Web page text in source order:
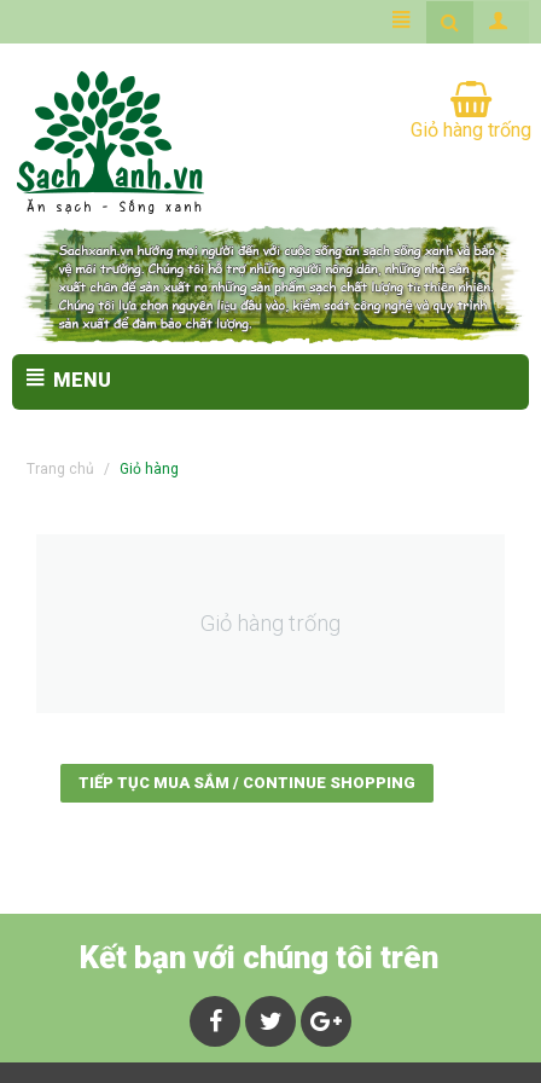
Giỏ hàng trống
MENU
Trang chủ / Giỏ hàng
Giỏ hàng trống
TIẾP TỤC MUA SẮM / CONTINUE SHOPPING
Kết bạn với chúng tôi trên